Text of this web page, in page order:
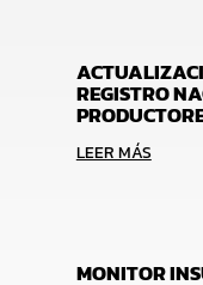
REGISTRO
LEER MÁS
MONITOR